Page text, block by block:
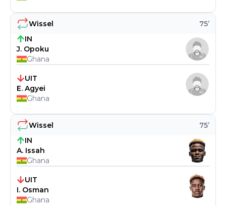
Wissel 75’
IN
A. Issah
Ghana
UIT
I. Osman
Ghana
Wissel 75’
IN
J. Opoku
Ghana
UIT
E. Agyei
Ghana